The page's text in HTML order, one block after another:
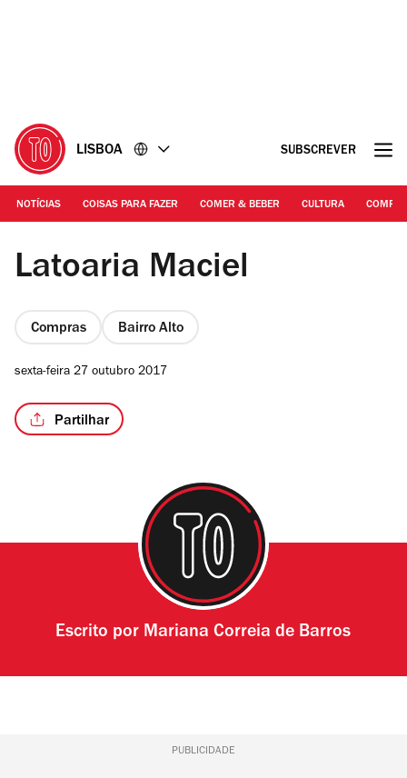
LISBOA SUBSCREVER
NOTÍCIAS COISAS PARA FAZER COMER & BEBER CULTURA
Fotografia: Arlindo Camacho | Latoaria Maciel
Latoaria Maciel
Compras Bairro Alto
sexta-feira 27 outubro 2017
Partilhar
Escrito por Mariana Correia de Barros
PUBLICIDADE